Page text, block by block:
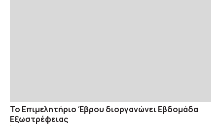
Το Επιμελητήριο Έβρου διοργανώνει Εβδομάδα
Εξωστρέφειας